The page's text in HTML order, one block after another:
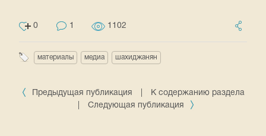
0 1 1102
материалы медиа шахиджанян
Предыдущая публикация
К содержанию раздела
Следующая публикация